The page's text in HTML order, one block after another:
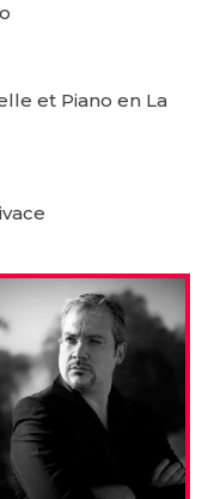
et Piano en La